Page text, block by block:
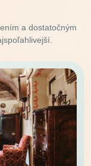
a dostatočným